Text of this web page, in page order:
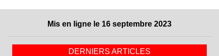
Mis en ligne le 16 septembre 2023
DERNIERS ARTICLES